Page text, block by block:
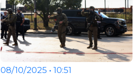
08/10/2025 • 10:51